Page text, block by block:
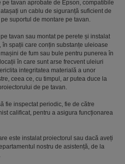
tavan aprobate de Epson, compatibile
un cablu de siguranță suficient de
suportul de montare pe tavan.
tavan sau montat pe perete și instalat
spații care conțin substanțe uleioase
de fum sau bule pentru punerea în
în care sunt arse frecvent uleiuri
integritatea materială a unor
ceea ce, cu timpul, ar putea duce la
de pe tavan.
fie inspectat periodic, fie de către
calificat, pentru a asigura funcționarea
este instalat proiectorul sau dacă aveți
nostru de asistență, de la